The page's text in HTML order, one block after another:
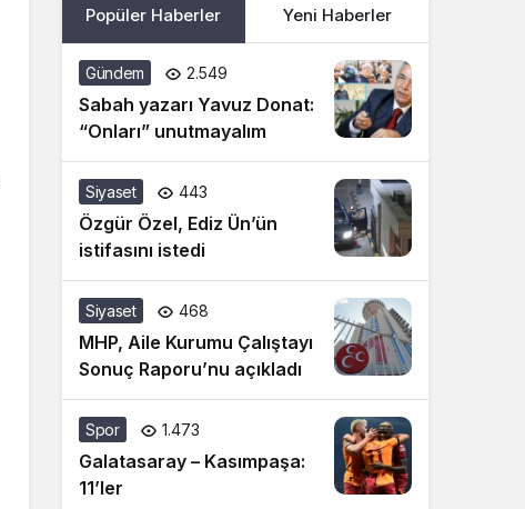
Popüler Haberler Yeni Haberler
Gündem 2.549
Sabah yazarı Yavuz Donat:
“Onları” unutmayalım
Siyaset 443
Özgür Özel, Ediz Ün’ün
istifasını istedi
Siyaset 468
MHP, Aile Kurumu Çalıştayı
Sonuç Raporu’nu açıkladı
Spor 1.473
Galatasaray – Kasımpaşa:
11’ler